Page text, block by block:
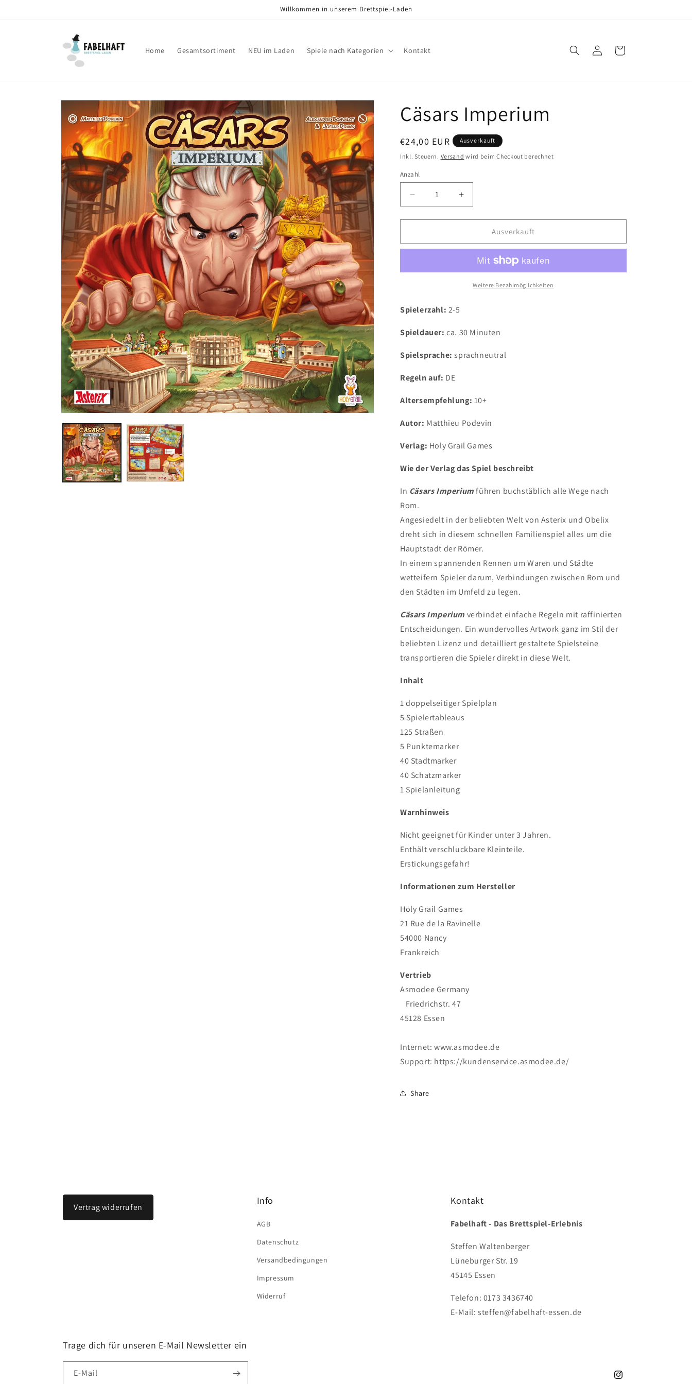
Willkommen in unserem Brettspiel-Laden
Home Gesamtsortiment NEU im Laden Spiele nach Kategorien Kontakt EinloggenWarenkorb
Zu
Produktinformationen
springen
Cäsars Imperium
Normaler
Preis
€24,00 EUR Ausverkauft
Inkl. Steuern. Versand wird beim Checkout berechnet
Anzahl
Verringere
die
Menge
Cäsars
Erhöhe
die
Menge
Cäsars
Ausverkauft
Weitere Bezahlmöglichkeiten
Spielerzahl: 2-5
Spieldauer:ca. 30 Minuten
Spielsprache:sprachneutral
Regeln auf: DE
Altersempfehlung: 10+
Autor: Matthieu Podevin
Verlag: Holy Grail Games
Wie der Verlag das Spiel beschreibt
In Cäsars Imperiumführen buchstäblich alle Wege nach
Rom.
Angesiedelt in der beliebten Welt von Asterix und Obelix
dreht sich in diesem schnellen Familienspiel alles um die
Hauptstadt der Römer.
In einem spannenden Rennen um Waren und Städte
wetteifern Spieler darum, Verbindungen zwischen Rom und
den Städten im Umfeld zu legen.
Cäsars Imperium verbindet einfache Regeln mit raffinierten
Entscheidungen. Ein wundervolles Artwork ganz im Stil der
beliebten Lizenz und detailliert gestaltete Spielsteine
transportieren die Spieler direkt in diese Welt.
Inhalt
1 doppelseitiger Spielplan
5 Spielertableaus
125 Straßen
5 Punktemarker
40 Stadtmarker
40 Schatzmarker
1 Spielanleitung
Warnhinweis
Nicht geeignet für Kinder unter 3 Jahren.
Enthält verschluckbare Kleinteile.
Erstickungsgefahr!
Informationen zum Hersteller
Holy Grail Games
21 Rue de la Ravinelle
54000 Nancy
Frankreich
Vertrieb
Asmodee Germany
Friedrichstr. 47
45128 Essen
Internet: www.asmodee.de
Support: https://kundenservice.asmodee.de/
Share
Vertrag widerrufen
Info
AGB
Datenschutz
Versandbedingungen
Impressum
Widerruf
Kontakt
Fabelhaft - Das Brettspiel-Erlebnis
Steffen Waltenberger
Lüneburger Str. 19
45145 Essen
Telefon: 0173 3436740
E-Mail: steffen@fabelhaft-essen.de
Trage dich für unseren E-Mail Newsletter ein
E-Mail
Instagram